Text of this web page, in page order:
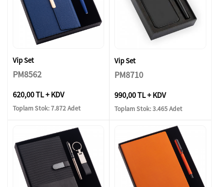
Vip Set
PM8562
620,00 TL + KDV
Toplam Stok: 7.872 Adet
Vip Set
PM8710
990,00 TL + KDV
Toplam Stok: 3.465 Adet